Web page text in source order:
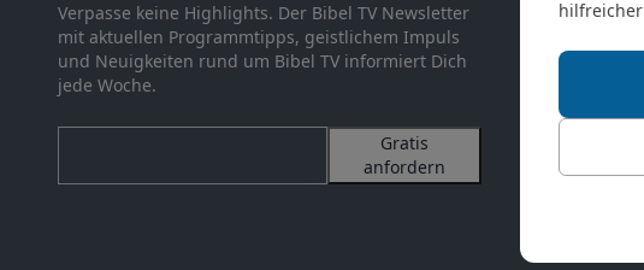
Verpasse keine Highlights. Der Bibel TV Newsletter
mit aktuellen Programmtipps, geistlichem Impuls
und Neuigkeiten rund um Bibel TV informiert Dich
jede Woche.
Gratis
anfordern